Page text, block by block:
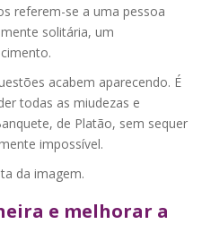
referem-se a uma pessoa
solitária, um
acabem aparecendo. É
todas as miudezas e
de Platão, sem sequer
impossível.
da imagem.
e melhorar a